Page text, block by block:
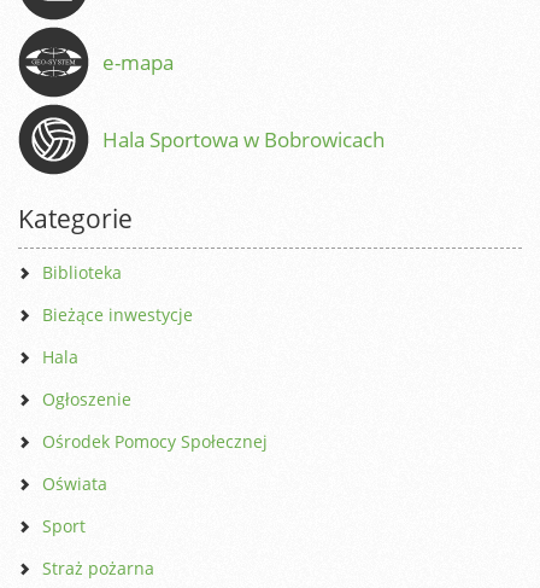
e-mapa
Hala Sportowa w Bobrowicach
Kategorie
Biblioteka
Bieżące inwestycje
Hala
Ogłoszenie
Ośrodek Pomocy Społecznej
Oświata
Sport
Straż pożarna